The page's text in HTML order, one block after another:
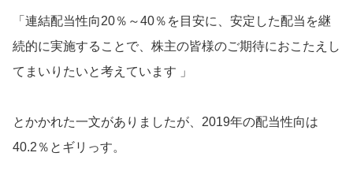
「連結配当性向20％～40％を目安に、安定した配当を継
続的に実施することで、株主の皆様のご期待におこたえし
てまいりたいと考えています 」
とかかれた一文がありましたが、2019年の配当性向は
40.2％とギリっす。